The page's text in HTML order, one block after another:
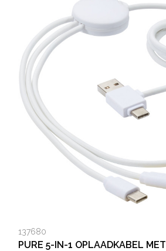
137680
PURE 5-IN-1 OPLAADKABEL MET